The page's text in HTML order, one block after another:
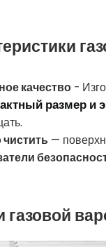
качество -
размер и
чистить —
газовой